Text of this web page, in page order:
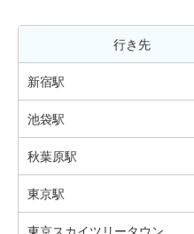
行き先
新宿駅
池袋駅
秋葉原駅
東京駅
東京スカイツリータウン